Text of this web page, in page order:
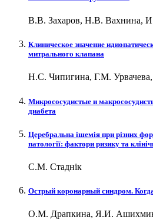
В.В. Захаров, Н.В. Вахнина,
Клиническое значение
митрального клапана
Н.С. Чипигина, Г.М.
Микрососудистые и
диабета
Церебральна ішемія при різних
патології: фактори ризику та
С.М. Стаднік
Острый коронарный синдром.
О.М. Драпкина, Я.И.